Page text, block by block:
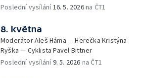
Poslední vysílání 16. 5. 2026na ČT1
8. května
Moderátor Aleš Háma — Herečka Kristýna
Ryška — Cyklista Pavel Bittner
Poslední vysílání9. 5. 2026 na ČT1